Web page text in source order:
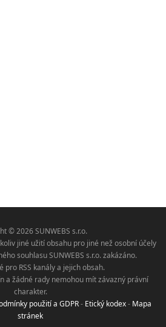
© 2026 SUNWEBS s.r.o.
jiné užití obsahu pro jiné než osobní účely
souhlasu SUNWEBS s.r.o. zakázáno.
pro RSS kanály a jejich obsah.
a žádné rady nemohou mít závazný právní
charakter.
použití a GDPR- Etický kodex- Mapa
stránek